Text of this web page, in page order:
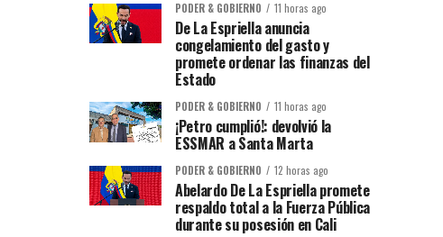
PODER & GOBIERNO 11 horas ago
De La Espriella anuncia
congelamiento del gasto y
promete ordenar las finanzas del
Estado
PODER & GOBIERNO 11 horas ago
¡Petro cumplió!: devolvió la
ESSMAR a Santa Marta
PODER & GOBIERNO 12 horas ago
Abelardo De La Espriella promete
respaldo total a la Fuerza Pública
durante su posesión en Cali